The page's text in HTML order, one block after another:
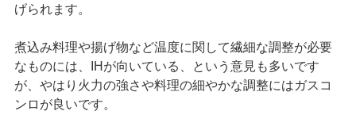
げられます。
煮込み料理や揚げ物など温度に関して繊細な調整が必要
なものには、IHが向いている、という意見も多いです
が、やはり火力の強さや料理の細やかな調整にはガスコ
ンロが良いです。